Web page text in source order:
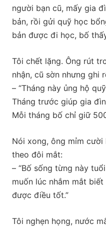
người bạn cũ, mấy gia
bản, rồi gửi quỹ học
bản được đi học, bố
Tôi chết lặng. Ông rút
nhận, cũ sờn nhưng ghi
– “Tháng này ủng hộ
Tháng trước giúp gia
Mỗi tháng bố chỉ giữ
Nói xong, ông mỉm cười
theo đôi mắt:
– “Bố sống từng này
muốn lúc nhắm mắt
được điều tốt.”
Tôi nghẹn họng, nước